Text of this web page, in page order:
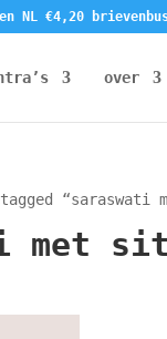
NL €4,20
over
“saraswati
met